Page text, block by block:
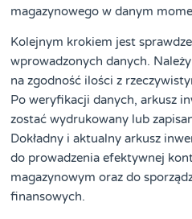
magazynowego w danym
Kolejnym krokiem jest
wprowadzonych danych.
na zgodność ilości z
Po weryfikacji danych, arkusz
zostać wydrukowany lub
Dokładny i aktualny arkusz
do prowadzenia efektywnej
magazynowym oraz do
finansowych.